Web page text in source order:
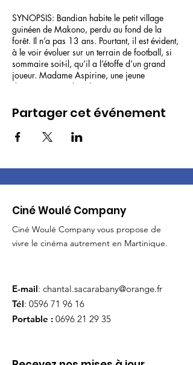
SYNOPSIS: Bandian habite le petit village
guinéen de Makono, perdu au fond de la
forêt. Il n’a pas 13 ans. Pourtant, il est évident,
à le voir évoluer sur un terrain de football, si
sommaire soit-il, qu’il a l’étoffe d’un grand
joueur. Madame Aspirine, une jeune
doctoresse occidentale qui s’est prise
Bandian a beau être ravi, il en fait un si
mauvais usage qu’il est contraint de fuir son
village. Diverses péripéties l’amènent à
participer à un match avec des joueurs plus
l’attention de Béchir Bithar, un homme d’argent
Partager cet événement
Ciné Woulé Company
Ciné Woulé Company vous propose de
vivre le cinéma autrement en Martinique.
E-mail: chantal.sacarabany@orange.fr
Tél: 0596 71 96 16
Portable : 0696 21 29 35